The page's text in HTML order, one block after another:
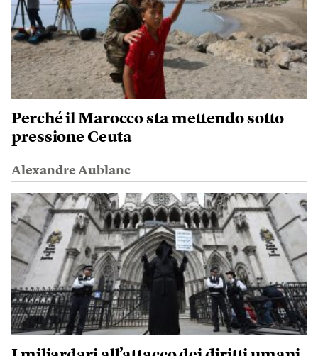
Perché il Marocco sta mettendo sotto
pressione Ceuta
Alexandre Aublanc